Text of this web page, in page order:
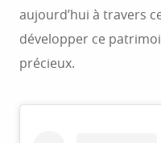
aujourd’hui à travers
développer ce
précieux.